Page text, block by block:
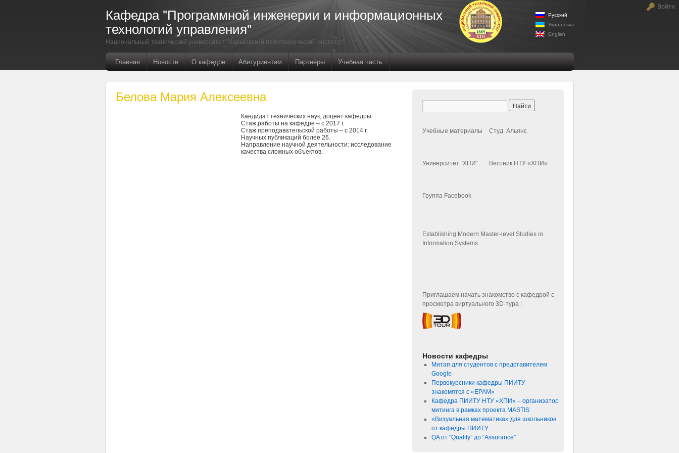
Русский
Українська
English
Кафедра "Программной инженерии и информационных
технологий управления"
Национальный технический университет "Харьковский политехнический институт"
Главная Новости О кафедре Абитуриентам Партнёры Учебная часть
Белова Мария Алексеевна
Кандидат технических наук, доцент кафедры
Стаж работы на кафедре – с 2017 г.
Стаж преподавательской работы – с 2014 г.
Научных публикаций более 26.
Направление научной деятельности: исследование
качества сложных объектов.
Учебные материалы Студ. Альянс
Университет “ХПИ” Вестник НТУ «ХПИ»
Группа Facebook
Establishing Modern Master-level Studies in
Information Systems:
Приглашаем начать знакомство с кафедрой с
просмотра виртуального 3D-тура :
Новости кафедры
Митап для студентов с представителем
Google
Первокурсники кафедры ПИИТУ
знакомятся с «ЕРАМ»
Кафедра ПИИТУ НТУ «ХПИ» – организатор
митинга в рамках проекта MASTIS
«Визуальная математика» для школьников
от кафедры ПИИТУ
QA от “Quality” до “Assurance”
Войти